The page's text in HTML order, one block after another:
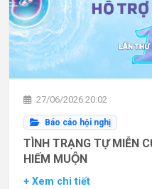
27/06/2026 20:02
Báo cáo hội nghị
TÌNH TRẠNG TỰ MIỄN
HIẾM MUỘN
+ Xem chi tiết